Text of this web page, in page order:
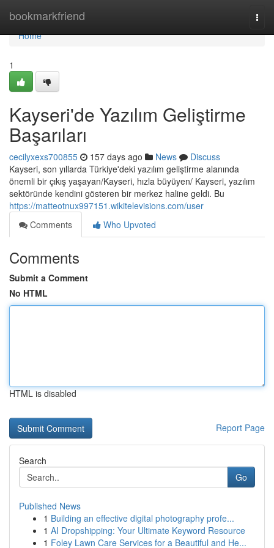
bookmarkfriend
Home
Home
1
Kayseri'de Yazılım Geliştirme
Başarıları
cecilyxexs700855 157 days ago News
Discuss
Kayseri, son yıllarda Türkiye'deki yazılım geliştirme alanında
önemli bir çıkış yaşayan/Kayseri, hızla büyüyen/ Kayseri, yazılım
sektöründe kendini gösteren bir merkez haline geldi. Bu
https://matteotnux997151.wikitelevisions.com/user
Comments
Who Upvoted
Comments
Submit a Comment
No HTML
HTML is disabled
Report Page
Search
Go
Published News
1 Building an effective digital photography profe...
1 AI Dropshipping: Your Ultimate Keyword Resource
1 Foley Lawn Care Services for a Beautiful and He...